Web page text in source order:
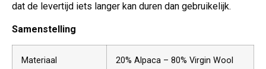
dat de levertijd iets langer kan duren dan gebruikelijk.
Samenstelling
Materiaal 20% Alpaca – 80% Virgin Wool